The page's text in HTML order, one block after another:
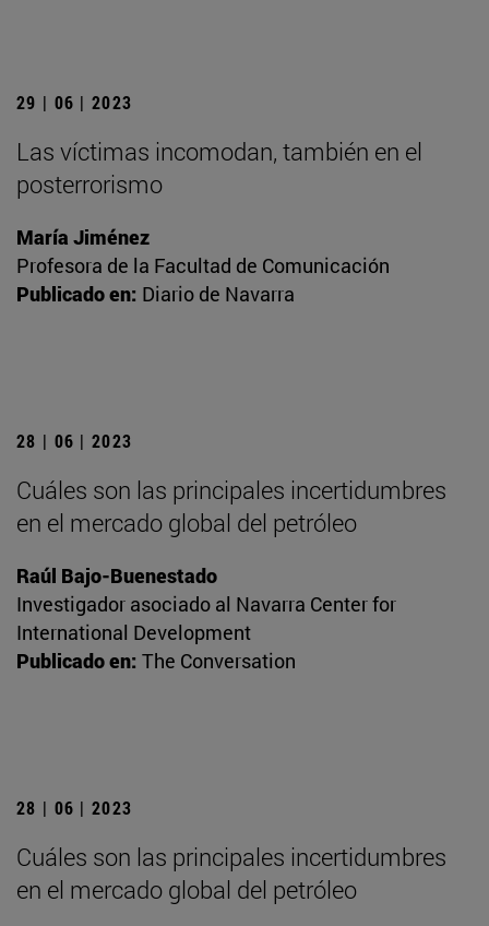
29 | 06 | 2023
Las víctimas incomodan, también en el
posterrorismo
María Jiménez
Profesora de la Facultad de Comunicación
Publicado en: Diario de Navarra
28 | 06 | 2023
Cuáles son las principales incertidumbres
en el mercado global del petróleo
Raúl Bajo-Buenestado
Investigador asociado al Navarra Center for
International Development
Publicado en: The Conversation
28 | 06 | 2023
Cuáles son las principales incertidumbres
en el mercado global del petróleo